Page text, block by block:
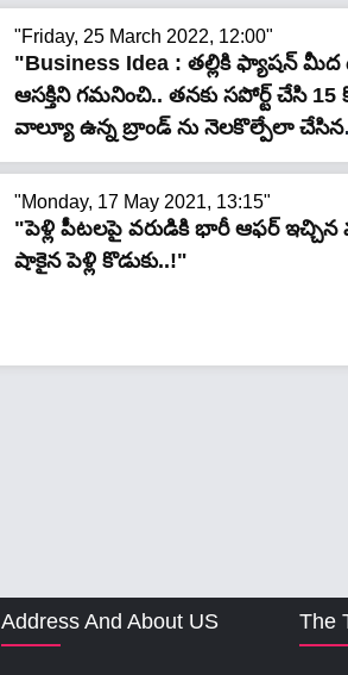
"Friday, 25 March 2022, 12:00"
"Business Idea : తల్లికి ఫ్యాషన్ మీద
ఆసక్తిని గమనించి.. తనకు సపోర్ట్ చేసి 15
వాల్యూ ఉన్న బ్రాండ్ ను నెలకొల్పేలా చేసిన
అక్కాచెల్లెళ్లు"
"Monday, 17 May 2021, 13:15"
"పెళ్లి పీట‌ల‌పై వ‌రుడికి భారీ ఆఫ‌ర్ ఇచ్చిన
షాకైన పెళ్లి కొడుకు..!"
Address And About US The